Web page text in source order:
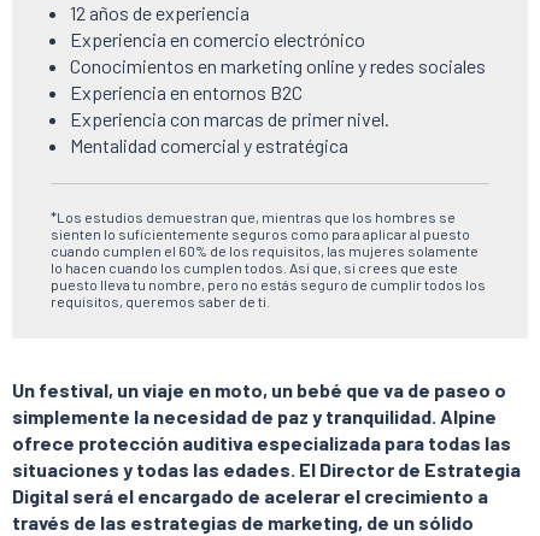
12 años de experiencia
Experiencia en comercio electrónico
Conocimientos en marketing online y redes sociales
Experiencia en entornos B2C
Experiencia con marcas de primer nivel.
Mentalidad comercial y estratégica
*Los estudios demuestran que, mientras que los hombres se
sienten lo suficientemente seguros como para aplicar al puesto
cuando cumplen el 60% de los requisitos, las mujeres solamente
lo hacen cuando los cumplen todos. Así que, si crees que este
puesto lleva tu nombre, pero no estás seguro de cumplir todos los
requisitos, queremos saber de ti.
Un festival, un viaje en moto, un bebé que va de paseo o
simplemente la necesidad de paz y tranquilidad. Alpine
ofrece protección auditiva especializada para todas las
situaciones y todas las edades. El Director de Estrategia
Digital será el encargado de acelerar el crecimiento a
través de las estrategias de marketing, de un sólido